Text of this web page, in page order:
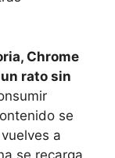
Chrome
rato sin
se
a
se recarga